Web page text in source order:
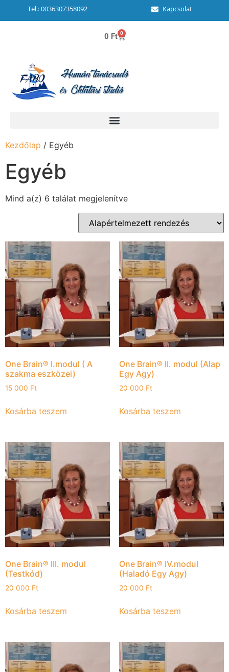
Tel.: 0036307358092 Kapcsolat
0 Ft 0
Kezdőlap / Egyéb
Egyéb
Mind a(z) 6 találat megjelenítve
One Brain® I.modul ( A
szakma eszközei)
15 000 Ft
Kosárba teszem
One Brain® II. modul (Alap
Egy Agy)
20 000 Ft
Kosárba teszem
One Brain® III. modul
(Testkód)
20 000 Ft
Kosárba teszem
One Brain® IV.modul
(Haladó Egy Agy)
20 000 Ft
Kosárba teszem